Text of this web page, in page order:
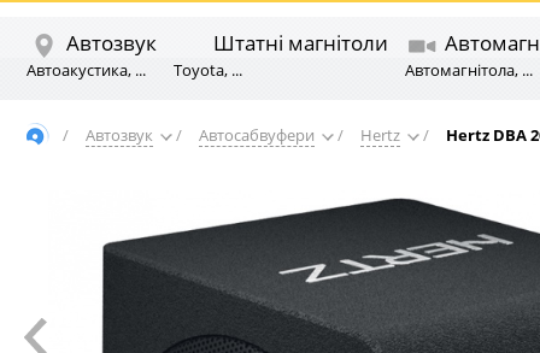
Автозвук
Автоакустика, ...
Штатні магнітоли
Toyota, ... Автомагнітола, ...
/ Автозвук / Автосабвуфери / Hertz / Hertz DBA